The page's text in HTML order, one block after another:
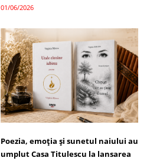
01/06/2026
Poezia, emoția și sunetul naiului au
umplut Casa Titulescu la lansarea